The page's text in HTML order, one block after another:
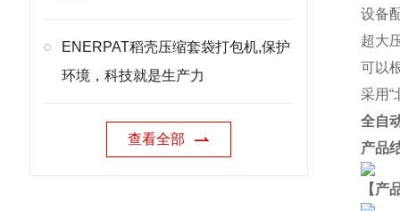
ENERPAT稻壳压缩套袋打包机,保护
环境，科技就是生产力
查看全部
设备
超大
可以
采用“
全自
产品
【产